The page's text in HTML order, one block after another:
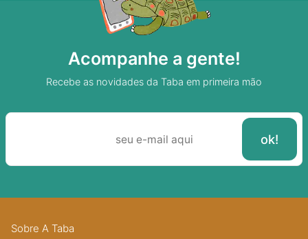
Acompanhe a gente!
Recebe as novidades da Taba em primeira mão
Sobre A Taba